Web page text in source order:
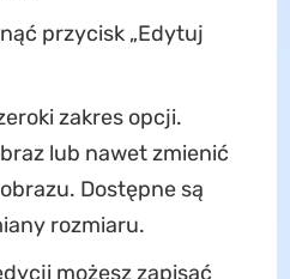
przycisk „Edytuj
zakres opcji.
lub nawet zmienić
Dostępne są
rozmiaru.
możesz zapisać